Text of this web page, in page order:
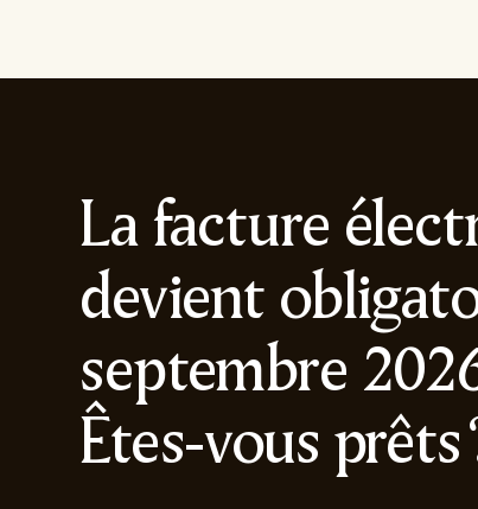
La facture
devient
septembre
Êtes-vous prêts